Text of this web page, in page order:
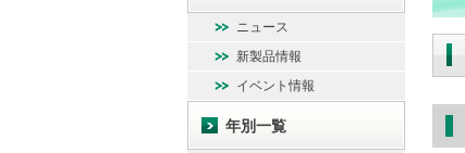
ニュース
新製品情報
イベント情報
年別一覧